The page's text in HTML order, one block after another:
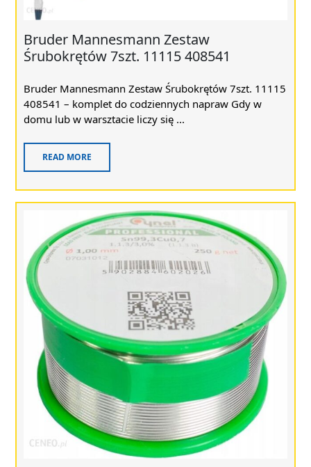
Bruder Mannesmann Zestaw
Śrubokrętów 7szt. 11115 408541
Bruder Mannesmann Zestaw Śrubokrętów 7szt. 11115
408541 – komplet do codziennych napraw Gdy w
domu lub w warsztacie liczy się ...
READ MORE